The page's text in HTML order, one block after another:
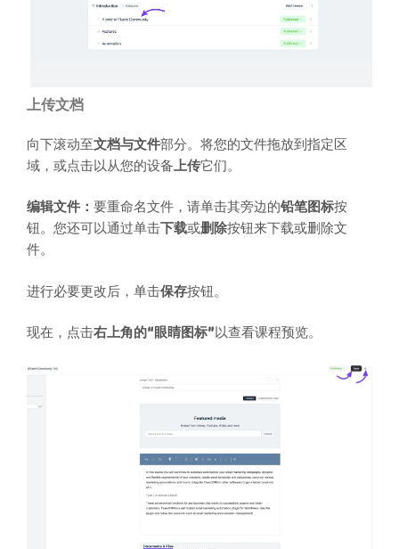
上传文档
向下滚动至文档与文件部分。将您的文件拖放到指定区
域，或点击以从您的设备 上传它们。
编辑文件： 要重命名文件，请单击其旁边的铅笔图标按
钮。您还可以通过单击 下载或删除按钮来下载或删除文
件。
进行必要更改后，单击保存按钮。
现在，点击右上角的“眼睛图标” 以查看课程预览。